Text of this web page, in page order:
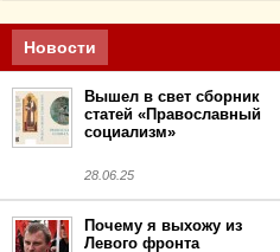
Новости
Вышел в свет сборник
статей «Православный
социализм»
28.06.25
Почему я выхожу из
Левого фронта